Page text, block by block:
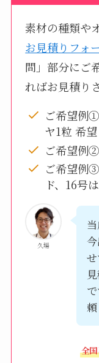
素材の種類や
お見積りフォ
問」部分にご
ればお見積り
ご希望例
ヤ1粒 希望
ご希望例
ご希望例
ド、16号
久場
全